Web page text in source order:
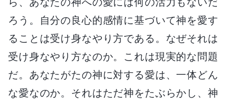
ろう。自分の良心的感情に基づいて神を愛す
ることは受け身なやり方である。なぜそれは
受け身なやり方なのか。これは現実的な問題
だ。あなたがたの神に対する愛は、一体どん
な愛なのか。それはただ神をたぶらかし、神